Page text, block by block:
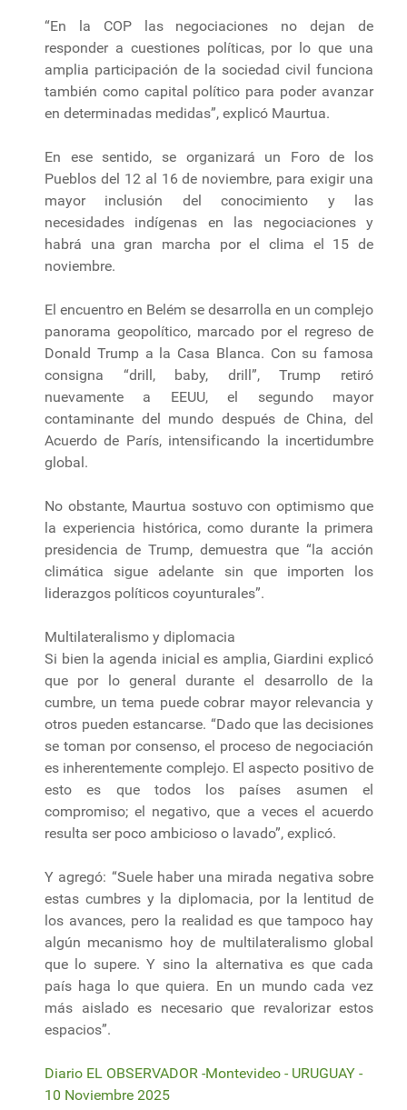
“En la COP las negociaciones no dejan de
responder a cuestiones políticas, por lo que una
amplia participación de la sociedad civil funciona
también como capital político para poder avanzar
en determinadas medidas”, explicó Maurtua.
En ese sentido, se organizará un Foro de los
Pueblos del 12 al 16 de noviembre, para exigir una
mayor inclusión del conocimiento y las
necesidades indígenas en las negociaciones y
habrá una gran marcha por el clima el 15 de
noviembre.
El encuentro en Belém se desarrolla en un complejo
panorama geopolítico, marcado por el regreso de
Donald Trump a la Casa Blanca. Con su famosa
consigna “drill, baby, drill”, Trump retiró
nuevamente a EEUU, el segundo mayor
contaminante del mundo después de China, del
Acuerdo de París, intensificando la incertidumbre
global.
No obstante, Maurtua sostuvo con optimismo que
la experiencia histórica, como durante la primera
presidencia de Trump, demuestra que “la acción
climática sigue adelante sin que importen los
liderazgos políticos coyunturales”.
Multilateralismo y diplomacia
Si bien la agenda inicial es amplia, Giardini explicó
que por lo general durante el desarrollo de la
cumbre, un tema puede cobrar mayor relevancia y
otros pueden estancarse. “Dado que las decisiones
se toman por consenso, el proceso de negociación
es inherentemente complejo. El aspecto positivo de
esto es que todos los países asumen el
compromiso; el negativo, que a veces el acuerdo
resulta ser poco ambicioso o lavado”, explicó.
Y agregó: “Suele haber una mirada negativa sobre
estas cumbres y la diplomacia, por la lentitud de
los avances, pero la realidad es que tampoco hay
algún mecanismo hoy de multilateralismo global
que lo supere. Y sino la alternativa es que cada
país haga lo que quiera. En un mundo cada vez
más aislado es necesario que revalorizar estos
espacios”.
Diario EL OBSERVADOR -Montevideo - URUGUAY -
10 Noviembre 2025